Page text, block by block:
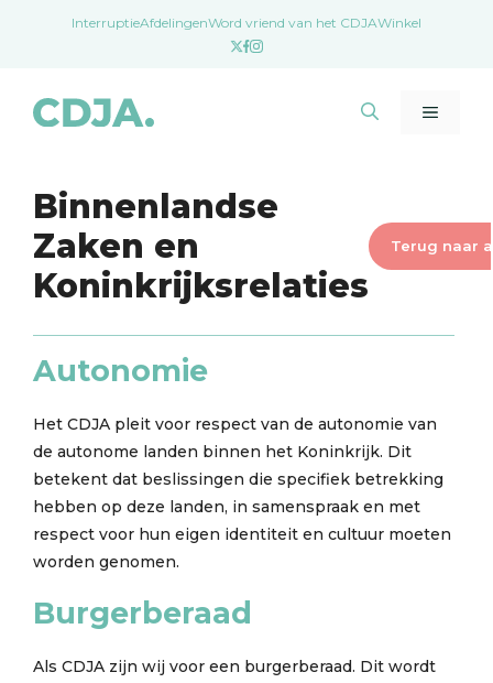
inhoud
InterruptieAfdelingenWord vriend van het CDJAWinkel
Menu
Binnenlandse
Zaken en
Koninkrijksrelaties
Terug naar
Autonomie
Het CDJA pleit voor respect van de autonomie van
de autonome landen binnen het Koninkrijk. Dit
betekent dat beslissingen die specifiek betrekking
hebben op deze landen, in samenspraak en met
respect voor hun eigen identiteit en cultuur moeten
worden genomen.
Burgerberaad
Als CDJA zijn wij voor een burgerberaad. Dit wordt